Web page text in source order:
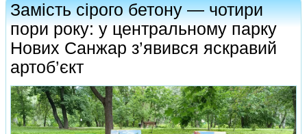
Замість сірого бетону — чотири
пори року: у центральному парку
Нових Санжар з’явився яскравий
артоб’єкт